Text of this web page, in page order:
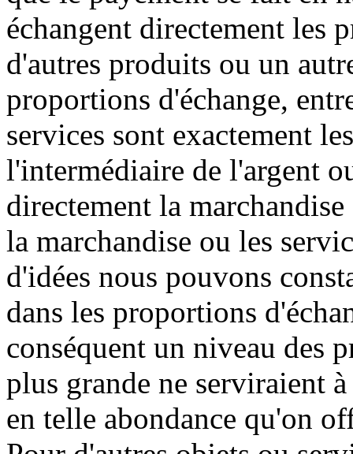
échangent directement les
d'autres produits ou un
proportions d'échange,
services sont exactement
l'intermédiaire de l'argent
directement la
la marchandise ou les
d'idées nous pouvons
dans les proportions
conséquent un niveau des
plus grande ne serviraient
en telle abondance qu'on